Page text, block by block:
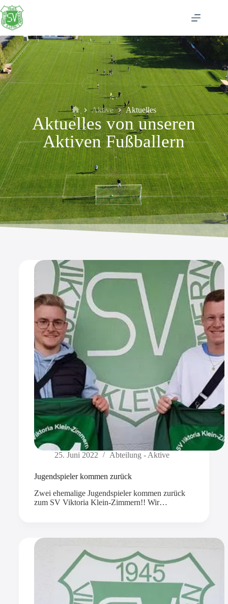
Aktive Aktuelles
Aktuelles von unseren
Aktiven Fußballern
25. Juni 2022 Abteilung - Aktive
Jugendspieler kommen zurück
Zwei ehemalige Jugendspieler kommen zurück
zum SV Viktoria Klein-Zimmern!! Wir…